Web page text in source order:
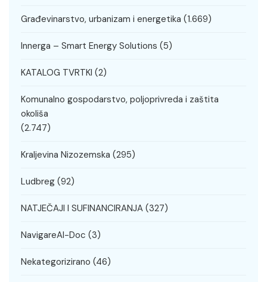
Građevinarstvo, urbanizam i energetika (1.669)
Innerga – Smart Energy Solutions (5)
KATALOG TVRTKI (2)
Komunalno gospodarstvo, poljoprivreda i zaštita
okoliša
(2.747)
Kraljevina Nizozemska (295)
Ludbreg (92)
NATJEČAJI I SUFINANCIRANJA (327)
NavigareAI-Doc (3)
Nekategorizirano (46)